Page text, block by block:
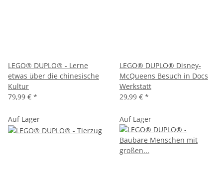
LEGO® DUPLO® - Lerne
etwas über die chinesische
Kultur
79,99 € *
LEGO® DUPLO® Disney-
McQueens Besuch in Docs
Werkstatt
29,99 € *
Auf Lager Auf Lager